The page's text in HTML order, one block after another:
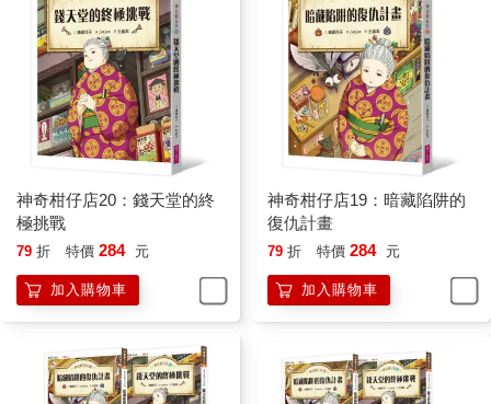
神奇柑仔店20：錢天堂的終
極挑戰
79 折 特價 284 元
加入購物車
神奇柑仔店19：暗藏陷阱的
復仇計畫
79 折 特價 284 元
加入購物車